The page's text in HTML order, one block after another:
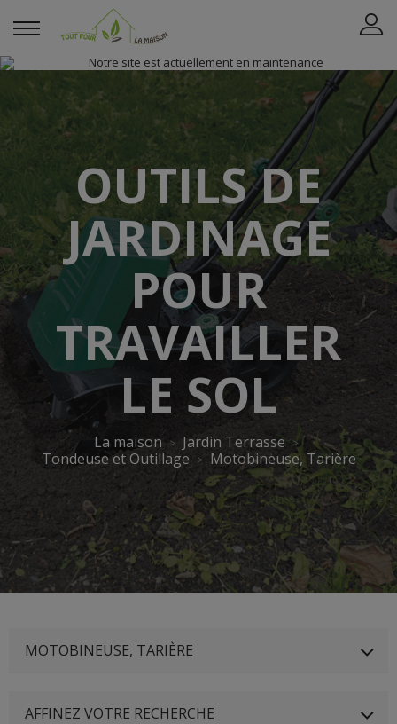
OUTILS DE
JARDINAGE
POUR
TRAVAILLER
LE SOL
La maison
Jardin Terrasse
Tondeuse et Outillage
Motobineuse, Tarière
MOTOBINEUSE, TARIÈRE
AFFINEZ VOTRE RECHERCHE